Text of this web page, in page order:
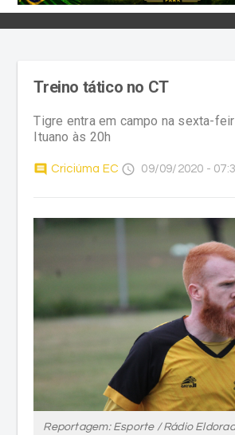
Ituano às 20h
commentCriciúma EC access_time 09/09/2020 -
Reportagem: Esporte / Rádio
da Luz/www.criciuma.com.br